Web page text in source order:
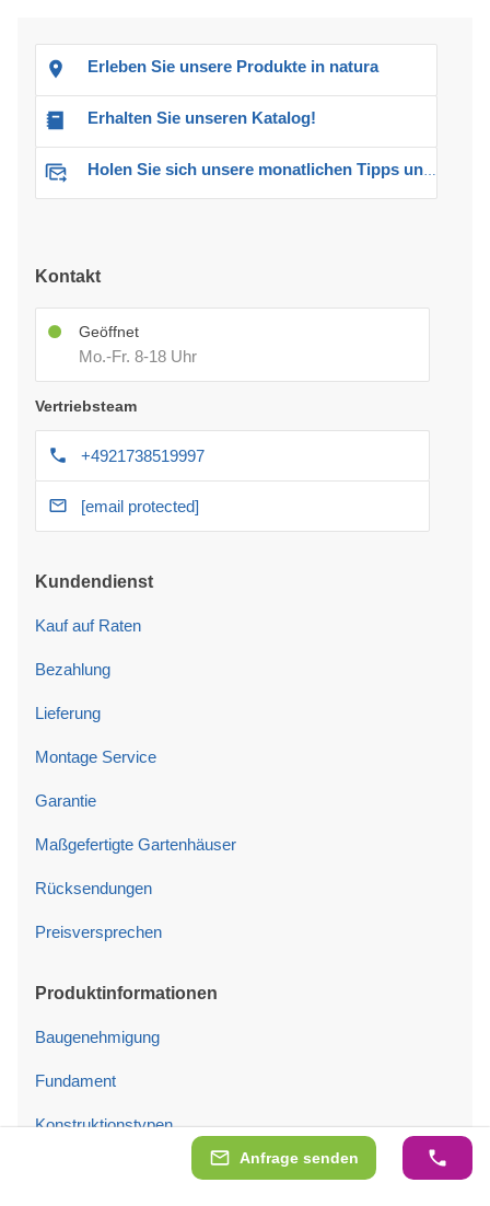
Anfrage senden
Erleben Sie unsere Produkte in natura
Erhalten Sie unseren Katalog!
Holen Sie sich unsere monatlichen Tipps und Angebote
Kontakt
Geöffnet
Mo.-Fr. 8-18 Uhr
Vertriebsteam
+4921738519997
[email protected]
Kundendienst
Kauf auf Raten
Bezahlung
Lieferung
Montage Service
Garantie
Maßgefertigte Gartenhäuser
Rücksendungen
Preisversprechen
Produktinformationen
Baugenehmigung
Fundament
Konstruktionstypen